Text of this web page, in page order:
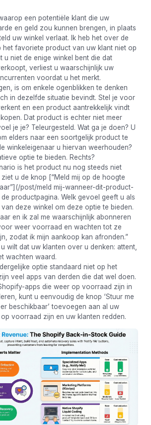
een potentiële klant die uw
en geld zou kunnen brengen, in plaats
uw winkel verlaat. Ik heb het over de
het favoriete product van uw klant niet op
u niet de enige winkel bent die dat
verliest u waarschijnlijk uw
voordat u het merkt.
is om enkele ogenblikken te denken
in dezelfde situatie bevindt. Stel je voor
en een product aantrekkelijk vindt
Dat product is echter niet meer
je je? Teleurgesteld. Wat ga je doen? U
elders naar een soortgelijk product te
winkeleigenaar u hiervan weerhouden?
optie te bieden. Rechts?
is het product nu nog steeds niet
ziet u de knop [“Meld mij op de hoogte
post/meld mij-wanneer-dit-product-
productpagina. Welk gevoel geeft u als
van deze winkel om deze optie te bieden.
en ik zal me waarschijnlijk abonneren
weer voorraad en wachten tot ze
zodat ik mijn aankoop kan afronden.”
wilt dat uw klanten over u denken: attent,
wachten waard.
optie standaard niet op het
veel apps van derden die dat wel doen.
apps die weer op voorraad zijn in
kunt u eenvoudig de knop ‘Stuur me
beschikbaar’ toevoegen aan al uw
voorraad zijn en uw klanten redden.